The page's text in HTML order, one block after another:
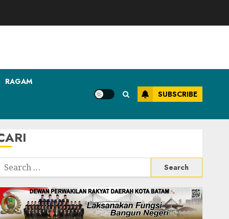
RAGAM
SUBSCRIBE
Search